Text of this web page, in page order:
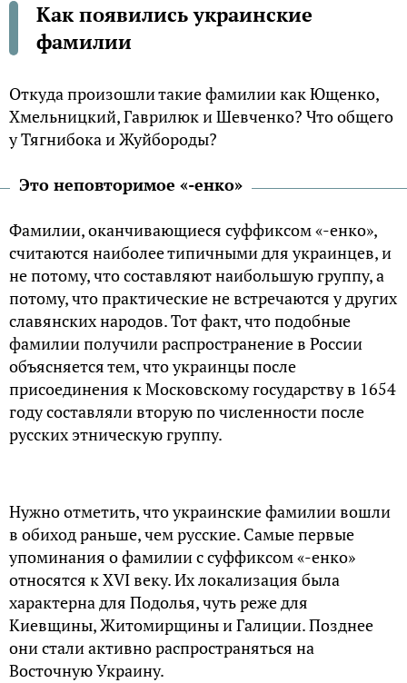
Как появились украинские
фамилии
Откуда произошли такие фамилии как Ющенко,
Хмельницкий, Гаврилюк и Шевченко? Что общего
у Тягнибока и Жуйбороды?
Это неповторимое «-енко»
Фамилии, оканчивающиеся суффиксом «-енко»,
считаются наиболее типичными для украинцев, и
не потому, что составляют наибольшую группу, а
потому, что практические не встречаются у других
славянских народов. Тот факт, что подобные
фамилии получили распространение в России
объясняется тем, что украинцы после
присоединения к Московскому государству в 1654
году составляли вторую по численности после
русских этническую группу.
Нужно отметить, что украинские фамилии вошли
в обиход раньше, чем русские. Самые первые
упоминания о фамилии с суффиксом «-енко»
относятся к XVI веку. Их локализация была
характерна для Подолья, чуть реже для
Киевщины, Житомирщины и Галиции. Позднее
они стали активно распространяться на
Восточную Украину.